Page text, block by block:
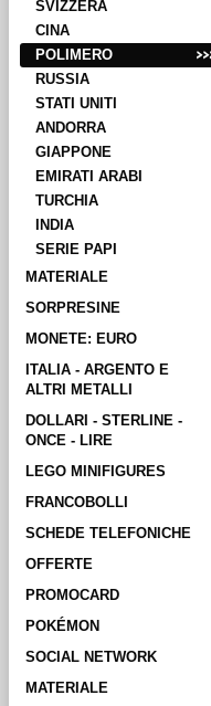
SVIZZERA
CINA
POLIMERO
RUSSIA
STATI UNITI
ANDORRA
GIAPPONE
EMIRATI ARABI
TURCHIA
INDIA
SERIE PAPI
MATERIALE
SORPRESINE
MONETE: EURO
ITALIA - ARGENTO E
ALTRI METALLI
DOLLARI - STERLINE -
ONCE - LIRE
LEGO MINIFIGURES
FRANCOBOLLI
SCHEDE TELEFONICHE
OFFERTE
PROMOCARD
POKÉMON
SOCIAL NETWORK
MATERIALE